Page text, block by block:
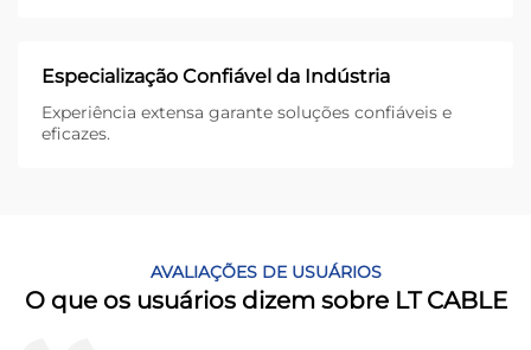
Especialização Confiável da Indústria
Experiência extensa garante soluções confiáveis e
eficazes.
AVALIAÇÕES DE USUÁRIOS
O que os usuários dizem sobre LT CABLE